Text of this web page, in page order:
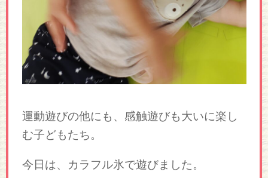
運動遊びの他にも、感触遊びも大いに楽し
む子どもたち。
今日は、カラフル氷で遊びました。